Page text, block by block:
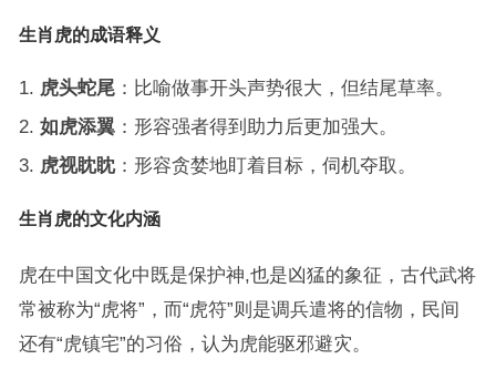
生肖虎的成语释义
虎头蛇尾：比喻做事开头声势很大，但结尾草率。
如虎添翼：形容强者得到助力后更加强大。
虎视眈眈：形容贪婪地盯着目标，伺机夺取。
生肖虎的文化内涵
虎在中国文化中既是保护神,也是凶猛的象征，古代武将
常被称为“虎将”，而“虎符”则是调兵遣将的信物，民间
还有“虎镇宅”的习俗，认为虎能驱邪避灾。